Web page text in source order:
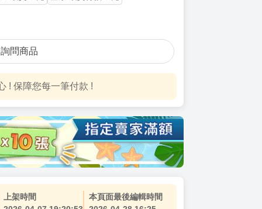
詢問商品
! 保障您每一筆付款 !
上架時間
本頁面最後編輯時間